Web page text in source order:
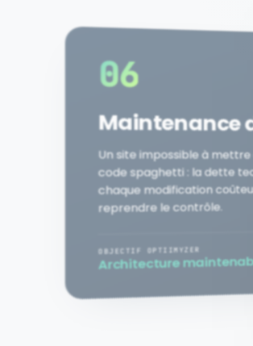
06
Maintenance
Un site impossible à mettre
code spaghetti : la dette
chaque modification
reprendre le contrôle.
Architecture
OBJECTIF OPTIIMYZER